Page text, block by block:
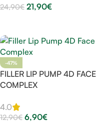
24,90€ 21,90€
-47%
FILLER LIP PUMP 4D FACE
COMPLEX
4.0
12,90€ 6,90€